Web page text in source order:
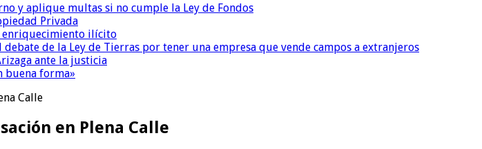
y aplique multas si no cumple la Ley de Fondos
Privada
enriquecimiento ilícito
de la Ley de Tierras por tener una empresa que vende campos a extranjeros
ante la justicia
buena forma»
Calle
en Plena Calle